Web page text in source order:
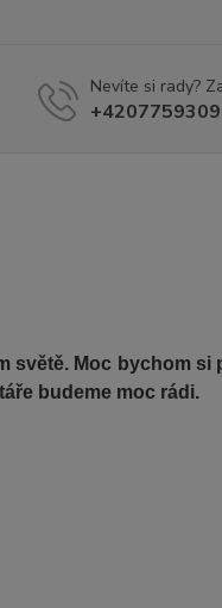
Nevíte si rady?
světě. Moc bychom
budeme moc rádi.